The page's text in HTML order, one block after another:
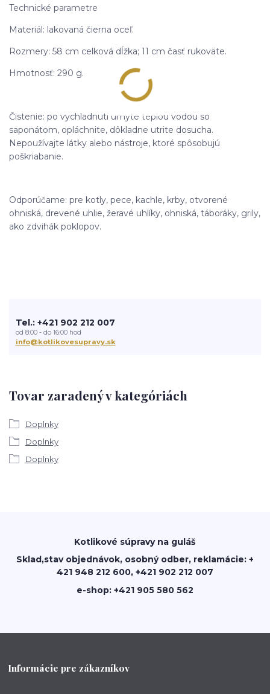
Technické parametre
Materiál: lakovaná čierna oceľ.
Rozmery: 58 cm celková dĺžka; 11 cm časť rukoväte.
Hmotnosť: 290 g.
Čistenie: po vychladnutí umyte teplou vodou so
saponátom, opláchnite, dôkladne utrite dosucha.
Nepoužívajte látky alebo nástroje, ktoré spôsobujú
poškriabanie.
Odporúčame: pre kotly, pece, kachle, krby, otvorené
ohniská, drevené uhlie, žeravé uhlíky, ohniská, táboráky, grily,
ako zdvihák poklopov.
Tovar zaradený v kategóriách
Doplnky
Doplnky
Doplnky
Tel.: +421 902 212 007
od 8:00 - do 16:00 hod
info@kotlikovesupravy.sk
Kotlikové súpravy na guláš
Sklad,stav objednávok, osobný odber, reklamácie: +
421 948 212 600, +421 902 212 007
e-shop: +421 905 580 562
Informácie pre zákazníkov